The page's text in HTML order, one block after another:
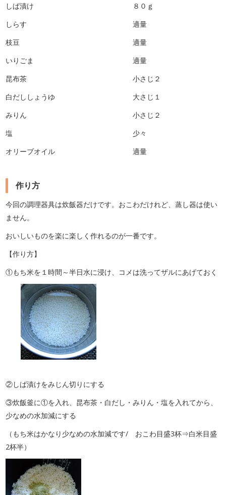
しば漬け ８０ｇ
しらす 適量
枝豆 適量
いりごま 適量
昆布茶 小さじ２
白だししょうゆ 大さじ１
みりん 小さじ２
塩 少々
オリーブオイル 適量
作り方
今回の調理器具は炊飯器だけです。おこわだけれど、蒸し器は使い
ません。
おいしいものを楽に楽しく作れるのが一番です。
【作り方】
①もち米を１時間～半日水に浸け、コメは洗ってザルにあげておく
②しば漬けをみじん切りにする
③炊飯釜に①を入れ、昆布茶・白だし・みりん・塩を入れてから、
少なめの水加減にする
（もち米はかなり少なめの水加減です/ おこわ目盛3杯⇒白米目盛
2杯半）